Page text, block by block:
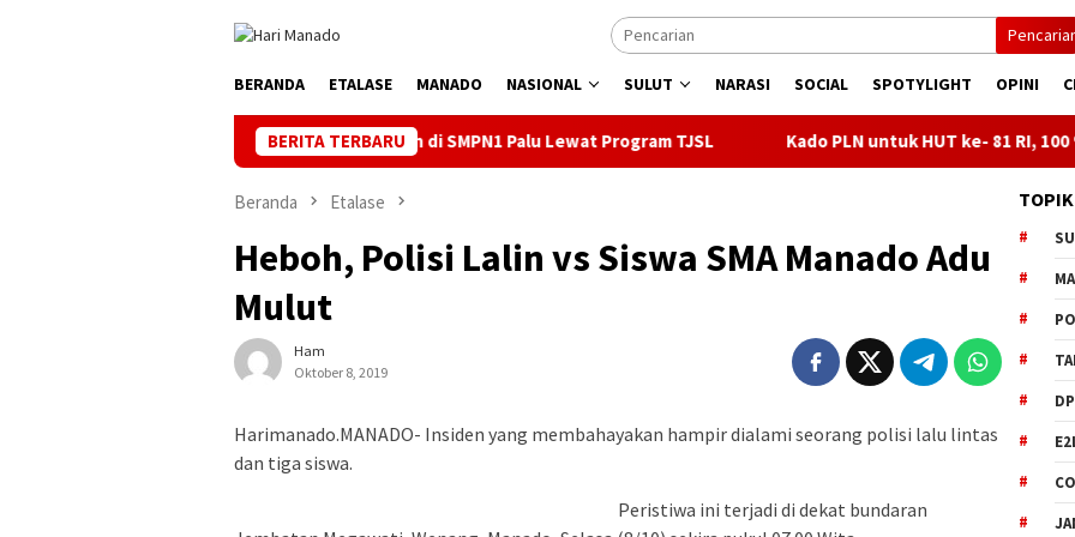
BERANDA ETALASE MANADO NASIONAL SULUT NARASI SOCIAL SPOTYLIGHT OPINI
BERITA TERBARU
Digitalisasi Pendidikan di SMPN1 Palu Lewat Program TJSL Kado PLN untuk HUT ke- 81 RI, 100 % Rasio Desa
Beranda Etalase
Heboh, Polisi Lalin vs Siswa SMA Manado Adu
Mulut
Ham
Oktober 8, 2019
Harimanado.MANADO- Insiden yang membahayakan hampir dialami seorang polisi lalu lintas
dan tiga siswa.
Peristiwa ini terjadi di dekat bundaran